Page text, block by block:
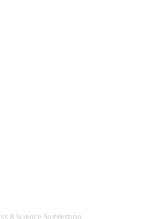
8 Science Suggestion